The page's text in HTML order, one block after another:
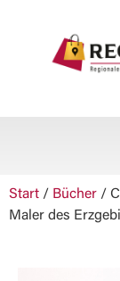
Start / Bücher /
Maler des